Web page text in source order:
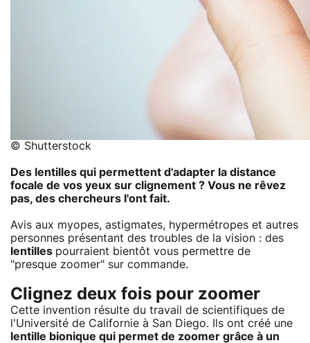
© Shutterstock
Des lentilles qui permettent d'adapter la distance
focale de vos yeux sur clignement ? Vous ne rêvez
pas, des chercheurs l'ont fait.
Avis aux myopes, astigmates, hypermétropes et autres
personnes présentant des troubles de la vision : des
lentilles pourraient bientôt vous permettre de
"presque zoomer" sur commande.
Clignez deux fois pour zoomer
Cette invention résulte du travail de scientifiques de
l'Université de Californie à San Diego. Ils ont créé une
lentille bionique qui permet de zoomer grâce à un